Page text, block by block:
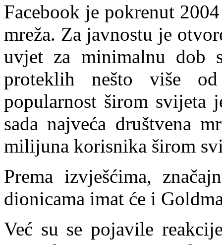
Facebook je pokrenut
mreža. Za javnostu je
uvjet za minimalnu dob
proteklih nešto više od
popularnost širom svijeta
sada najveća društvena
milijuna korisnika širom
Prema izvješćima,
dionicama imat će i
Već su se pojavile